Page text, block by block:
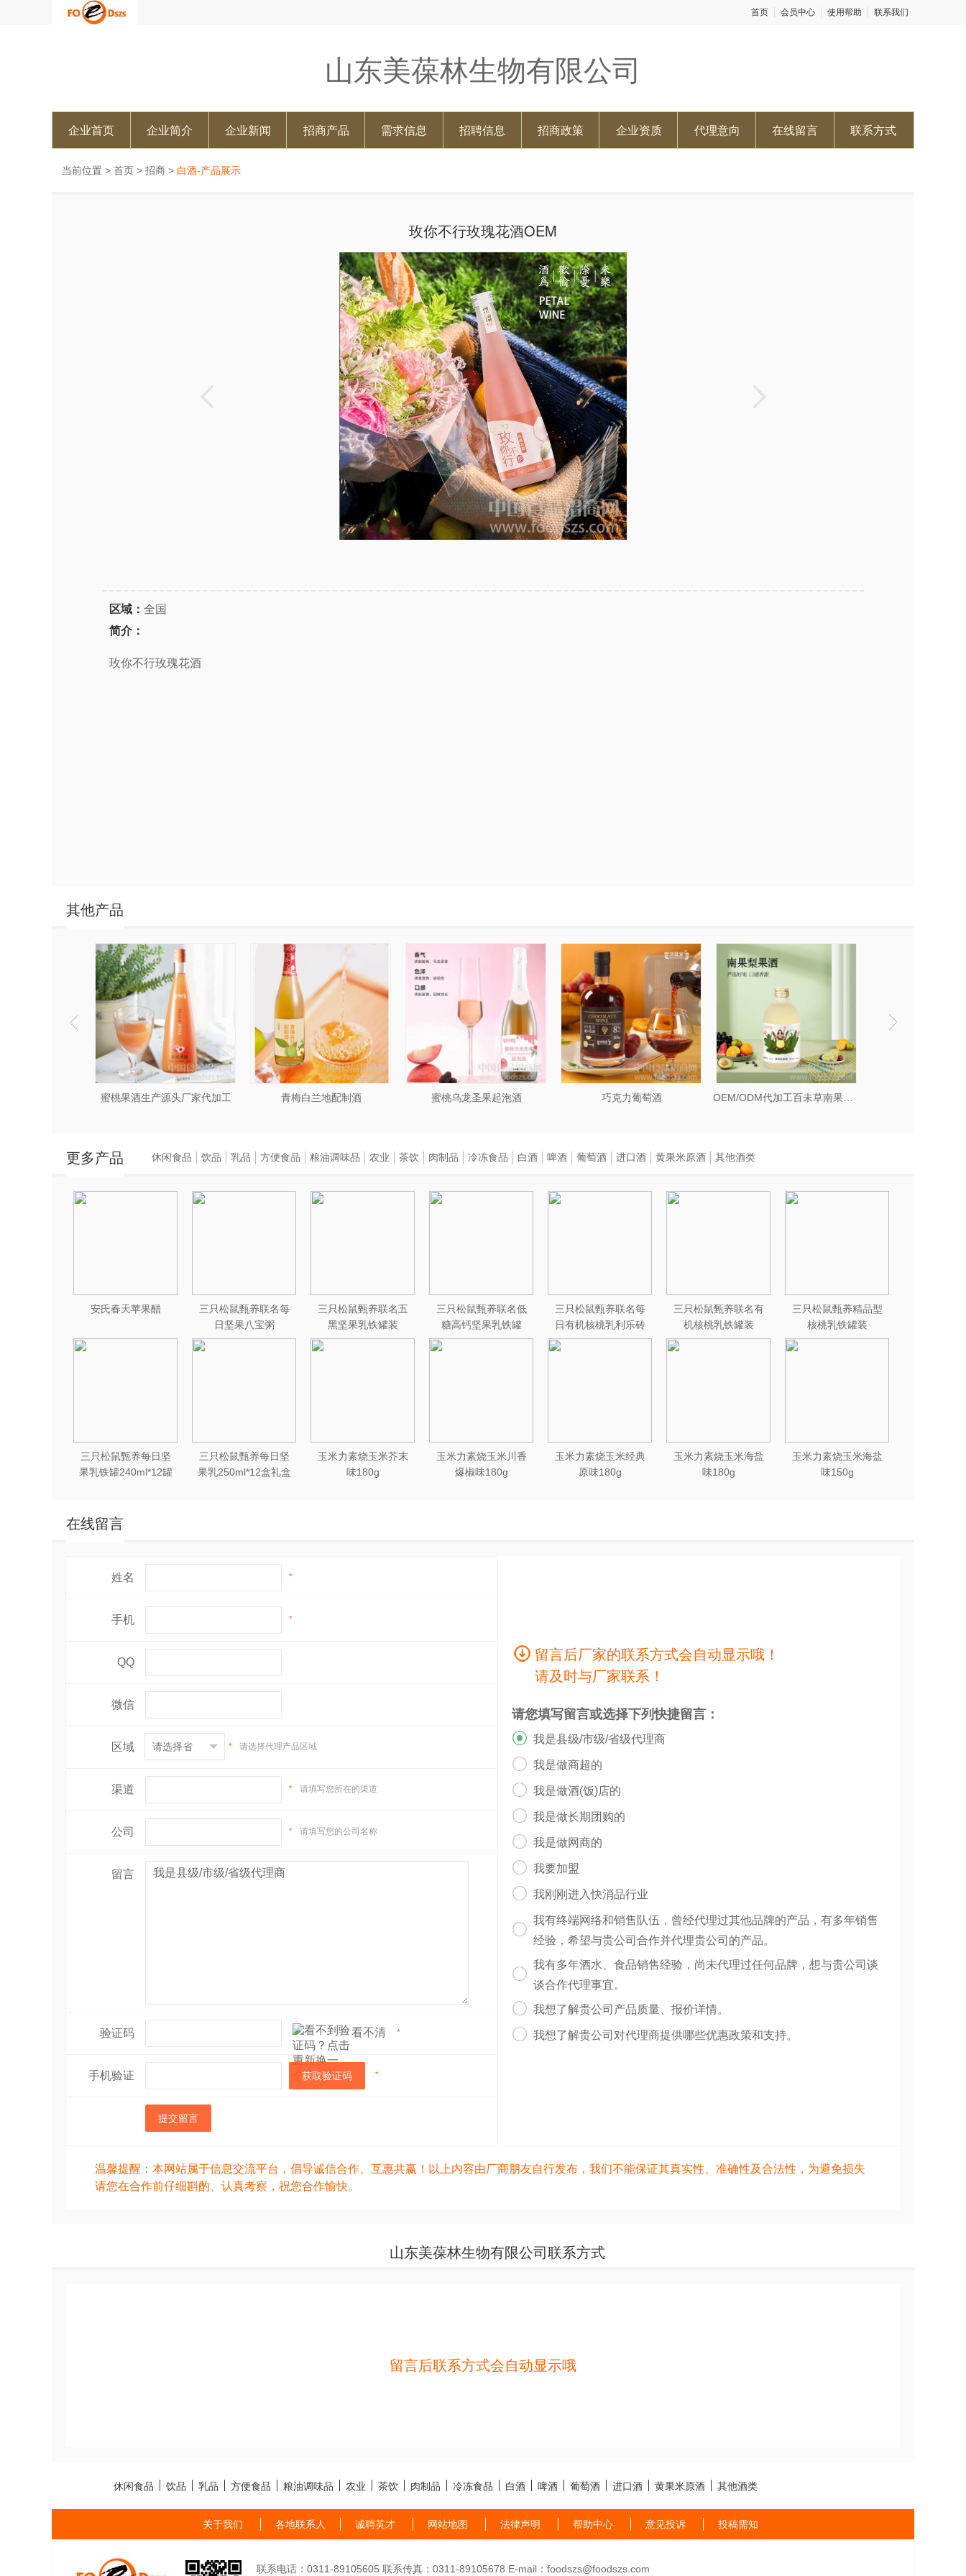
首页 会员中心 使用帮助 联系我们
山东美葆林生物有限公司
企业首页 企业简介 企业新闻 招商产品 需求信息 招聘信息 招商政策 企业资质 代理意向 在线留言 联系方式
当前位置 > 首页 > 招商 > 白酒-产品展示
玫你不行玫瑰花酒OEM
区域： 全国
简介：
玫你不行玫瑰花酒
其他产品
蜜桃果酒生产源头厂家代加工 青梅白兰地配制酒 蜜桃乌龙圣果起泡酒 巧克力葡萄酒
更多产品
安氏春天苹果醋
三只松鼠甄养联名每
日坚果八宝粥
330g*12罐礼盒装
三只松鼠甄养联名五
黑坚果乳铁罐装
240ml*20罐彩箱装
三只松鼠甄养联名低
糖高钙坚果乳铁罐
240ml*12罐礼盒装
三只松鼠甄养联名每
日有机核桃乳利乐砖
250ml*12盒木盒装
三只松鼠甄养联名有
机核桃乳铁罐装
240ml*12罐礼盒
三只松鼠甄养精品型
核桃乳铁罐装
240ml*12罐
三只松鼠甄养每日坚
果乳铁罐240ml*12罐
三只松鼠甄养每日坚
果乳250ml*12盒礼盒
玉米力素烧玉米芥末
味180g
玉米力素烧玉米川香
爆椒味180g
玉米力素烧玉米经典
原味180g
玉米力素烧玉米海盐
味180g
玉米力素烧玉米海盐
味150g
休闲食品 饮品 乳品 方便食品 粮油调味品 农业 茶饮 肉制品 冷冻食品 白酒 啤酒 葡萄酒 进口酒 黄果米原酒 其他酒类
在线留言
姓名 *
手机 *
QQ
微信
区域 * 请选择代理产品区域
渠道 * 请填写您所在的渠道
公司 * 请填写您的公司名称
留言
验证码 看不清 *
手机验证 获取验证码 *
提交留言
留言后厂家的联系方式会自动显示哦！
请及时与厂家联系！
请您填写留言或选择下列快捷留言：
 我是县级/市级/省级代理商
 我是做商超的
 我是做酒(饭)店的
 我是做长期团购的
 我是做网商的
 我要加盟
 我刚刚进入快消品行业

我有终端网络和销售队伍，曾经代理过其他品牌的产品，有多年销售
经验，希望与贵公司合作并代理贵公司的产品。

我有多年酒水、食品销售经验，尚未代理过任何品牌，想与贵公司谈
谈合作代理事宜。
 我想了解贵公司产品质量、报价详情。
 我想了解贵公司对代理商提供哪些优惠政策和支持。
温馨提醒：本网站属于信息交流平台，倡导诚信合作、互惠共赢！以上内容由厂商朋友自行发布，我们不能保证其真实性、准确性及合法性，为避免损失
请您在合作前仔细斟酌、认真考察，祝您合作愉快。
山东美葆林生物有限公司联系方式
留言后联系方式会自动显示哦
休闲食品 饮品 乳品 方便食品 粮油调味品 农业 茶饮 肉制品 冷冻食品 白酒 啤酒 葡萄酒 进口酒 黄果米原酒 其他酒类
关于我们 各地联系人 诚聘英才 网站地图 法律声明 帮助中心 意见投诉 投稿需知
联系电话：0311-89105605 联系传真：0311-89105678 E-mail：foodszs@foodszs.com